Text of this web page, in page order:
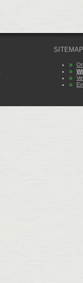
SITEMAP